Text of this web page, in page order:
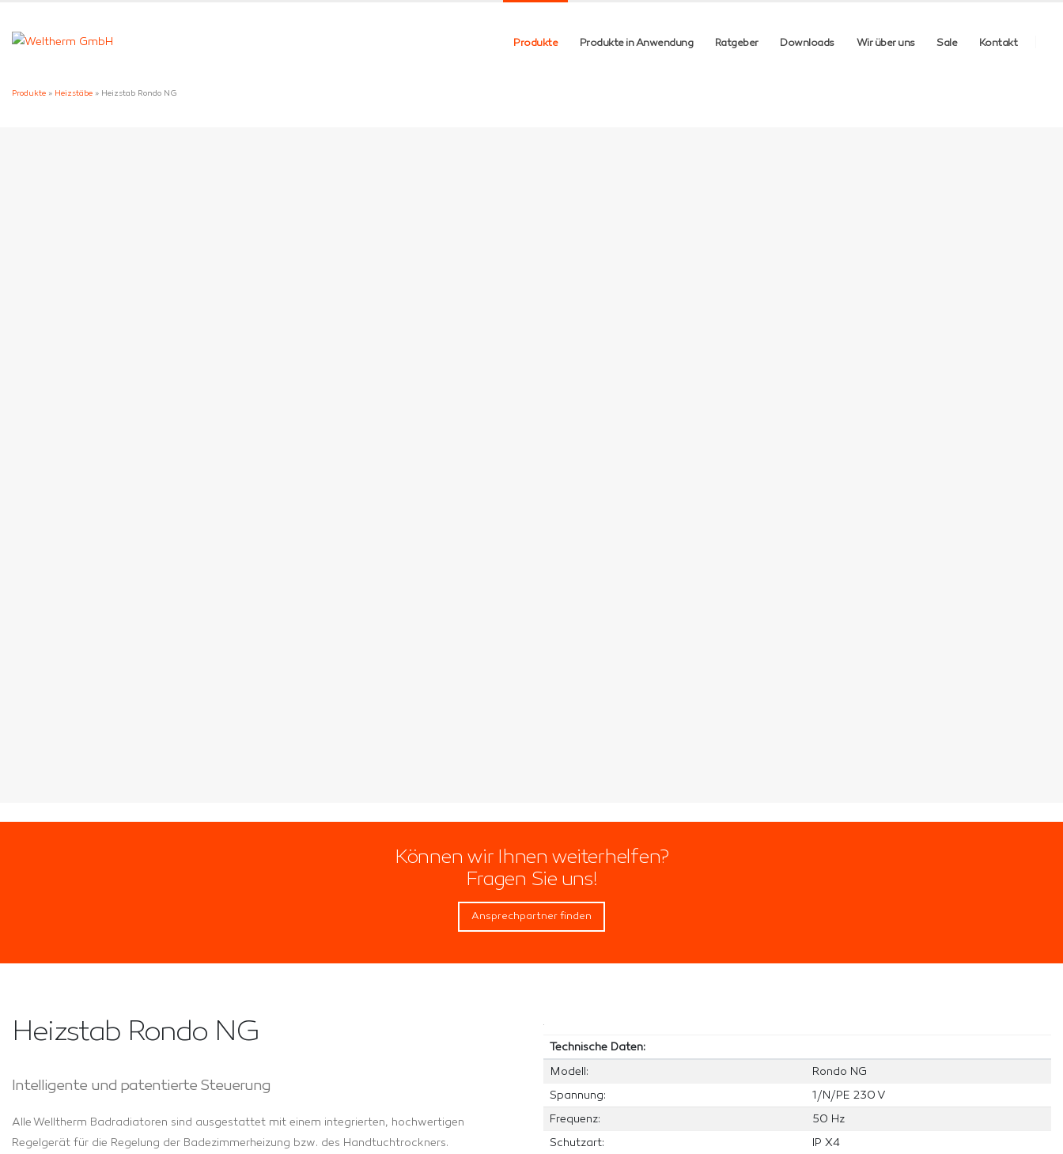
Produkte Produkte in Anwendung Ratgeber Downloads Wir über uns Sale Kontakt
Produkte » Heizstäbe » Heizstab Rondo NG
Können wir Ihnen weiterhelfen?
Fragen Sie uns!
Ansprechpartner finden
Heizstab Rondo NG
Intelligente und patentierte Steuerung
Alle Welltherm Badradiatoren sind ausgestattet mit einem integrierten, hochwertigen
Regelgerät für die Regelung der Badezimmerheizung bzw. des Handtuchtrockners.
Technische Daten:
Modell:
Rondo NG
Spannung:
1/N/PE 230 V
Frequenz:
50 Hz
Schutzart:
IP X4